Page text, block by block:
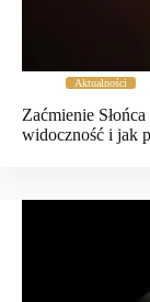
Aktualności
Zaćmienie
widoczność i jak